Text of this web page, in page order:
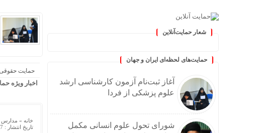
شعار حمایت‌آنلاین
« حمایت‌آنلاین، حامی همه مردم ایران »
حمایت‌های لحظه‌ای ایران و جهان
آغاز ثبت‌نام‌ آزمون کارشناسی ارشد
علوم پزشکی از فردا
شورای تحول علوم انسانی مکمل
حمایت
اخبار ویژه
خانه » مدارس
تاریخ انتشار : 17 دسامبر 2025 - 14:07 |